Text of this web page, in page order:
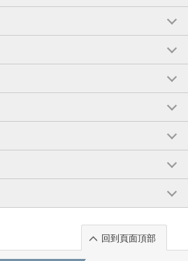
回到頁面頂部